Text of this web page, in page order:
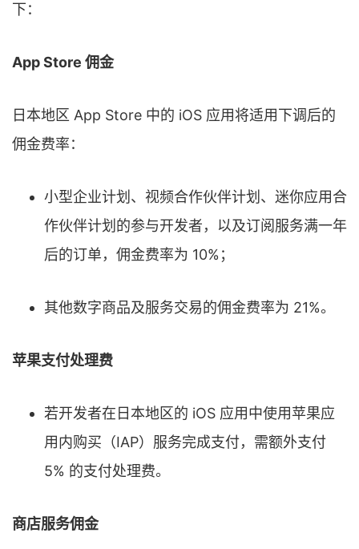
下：
App Store 佣金
日本地区 App Store 中的 iOS 应用将适用下调后的
佣金费率：
小型企业计划、视频合作伙伴计划、迷你应用合
作伙伴计划的参与开发者，以及订阅服务满一年
后的订单，佣金费率为 10%；
其他数字商品及服务交易的佣金费率为 21%。
苹果支付处理费
若开发者在日本地区的 iOS 应用中使用苹果应
用内购买（IAP）服务完成支付，需额外支付
5% 的支付处理费。
商店服务佣金